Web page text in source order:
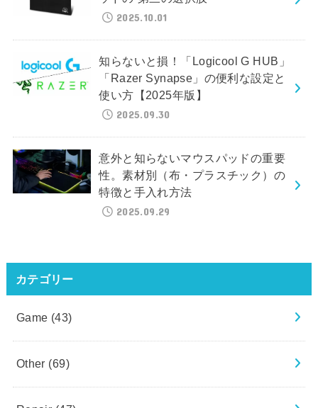
2025.10.01
知らないと損！「Logicool G HUB」
「Razer Synapse」の便利な設定と
使い方【2025年版】
2025.09.30
意外と知らないマウスパッドの重要
性。素材別（布・プラスチック）の
特徴と手入れ方法
2025.09.29
カテゴリー
Game (43)
Other (69)